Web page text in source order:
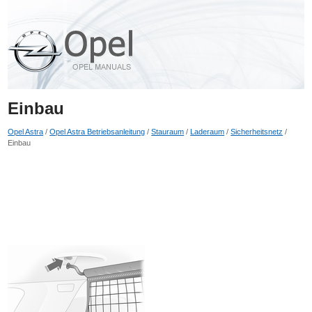
Einbau
Opel Astra /Opel Astra Betriebsanleitung /Stauraum /Laderaum /Sicherheitsnetz /
Einbau